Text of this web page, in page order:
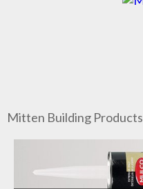
Mitten Building Products